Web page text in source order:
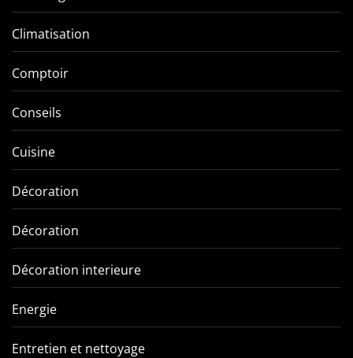
Climatisation
Comptoir
Conseils
Cuisine
Décoration
Décoration
Décoration interieure
Energie
Entretien et nettoyage